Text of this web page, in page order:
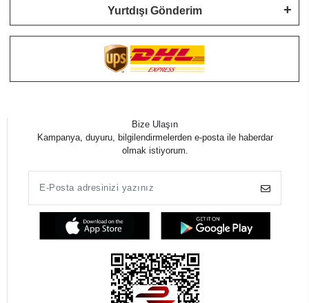
Yurtdışı Gönderim
Bize Ulaşın
Kampanya, duyuru, bilgilendirmelerden e-posta ile haberdar
olmak istiyorum.